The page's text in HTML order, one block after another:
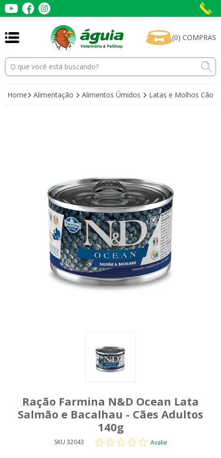
(0) COMPRAS
Home Alimentação Alimentos Úmidos Latas e Molhos Cão
Ração Farmina N&D Ocean Lata
Salmão e Bacalhau - Cães Adultos
140g
SKU 32043 Avalie